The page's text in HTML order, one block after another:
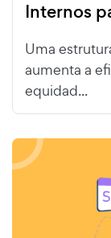
Internos
Uma
aumenta a
equidad...